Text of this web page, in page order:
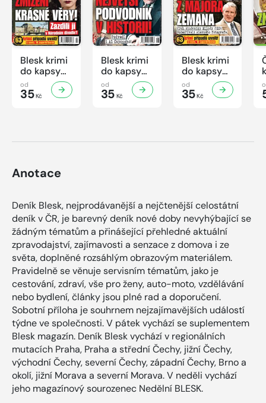
Blesk krimi
do kapsy
č.7/2026
od
35Kč
Blesk krimi
do kapsy
č.6/2026
od
35Kč
Blesk krimi
do kapsy
č.5/2026
od
35Kč
Anotace
Deník Blesk, nejprodávanější a nejčtenější celostátní
deník v ČR, je barevný deník nové doby nevyhýbající se
žádným tématům a přinášející přehledné aktuální
zpravodajství, zajímavosti a senzace z domova i ze
světa, doplněné rozsáhlým obrazovým materiálem.
Pravidelně se věnuje servisním tématům, jako je
cestování, zdraví, vše pro ženy, auto-moto, vzdělávání
nebo bydlení, články jsou plné rad a doporučení.
Sobotní příloha je souhrnem nejzajímavějších událostí
týdne ve společnosti. V pátek vychází se suplementem
Blesk magazín. Deník Blesk vychází v regionálních
mutacích Praha, Praha a střední Čechy, jižní Čechy,
východní Čechy, severní Čechy, západní Čechy, Brno a
okolí, jižní Morava a severní Morava. V neděli vychází
jeho magazínový sourozenec Nedělní BLESK.